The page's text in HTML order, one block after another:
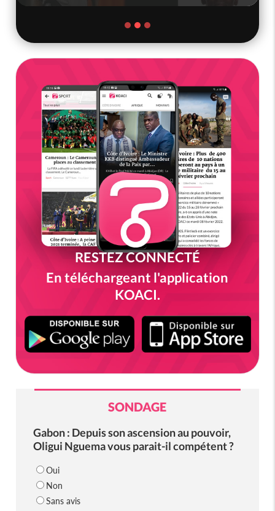
RESTEZ CONNECTÉ
En téléchargeant l'application
KOACI.
SONDAGE
Gabon : Depuis son ascension au pouvoir,
Oligui Nguema vous parait-il compétent ?
Oui
Non
Sans avis